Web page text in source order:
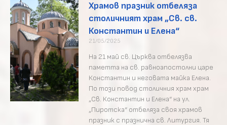
Храмов празник отбеляза
столичният храм „Св. св.
Константин и Елена“
21/05/2025
На 21 май св. Църква отбелязва
паметта на св. равноапостолни царе
Константин и неговата майка Елена.
По този повод столичния храм храм
„Св. Константин и Елена“ на ул.
„Пиротска“ отбеляза своя храмов
празник с празнична св. Литургия. Тя